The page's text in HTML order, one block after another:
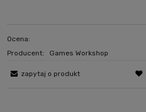
Ocena:
Producent:
Games Workshop
zapytaj o produkt